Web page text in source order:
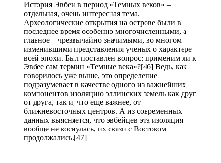
История Эвбеи в период «Темных веков» –
отдельная, очень интересная тема.
Археологические открытия на острове были в
последнее время особенно многочисленными, а
главное – чрезвычайно значимыми, во многом
изменившими представления ученых о характере
всей эпохи. Был поставлен вопрос: применим ли к
Эвбее сам термин «Темные века»?[46] Ведь, как
говорилось уже выше, это определение
подразумевает в качестве одного из важнейших
компонентов изоляцию эллинских земель как друг
от друга, так и, что еще важнее, от
ближневосточных центров. А из современных
данных выясняется, что эвбейцев эта изоляция
вообще не коснулась, их связи с Востоком
продолжались.[47]